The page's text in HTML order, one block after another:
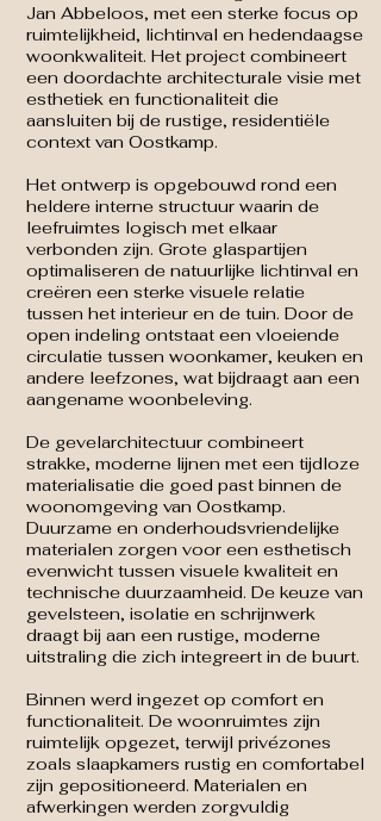
Jan Abbeloos, met een sterke focus op
ruimtelijkheid, lichtinval en hedendaagse
woonkwaliteit. Het project combineert
een doordachte architecturale visie met
esthetiek en functionaliteit die
aansluiten bij de rustige, residentiële
context van Oostkamp.
Het ontwerp is opgebouwd rond een
heldere interne structuur waarin de
leefruimtes logisch met elkaar
verbonden zijn. Grote glaspartijen
optimaliseren de natuurlijke lichtinval en
creëren een sterke visuele relatie
tussen het interieur en de tuin. Door de
open indeling ontstaat een vloeiende
circulatie tussen woonkamer, keuken en
andere leefzones, wat bijdraagt aan een
aangename woonbeleving.
De gevelarchitectuur combineert
strakke, moderne lijnen met een tijdloze
materialisatie die goed past binnen de
woonomgeving van Oostkamp.
Duurzame en onderhoudsvriendelijke
materialen zorgen voor een esthetisch
evenwicht tussen visuele kwaliteit en
technische duurzaamheid. De keuze van
gevelsteen, isolatie en schrijnwerk
draagt bij aan een rustige, moderne
uitstraling die zich integreert in de buurt.
Binnen werd ingezet op comfort en
functionaliteit. De woonruimtes zijn
ruimtelijk opgezet, terwijl privézones
zoals slaapkamers rustig en comfortabel
zijn gepositioneerd. Materialen en
afwerkingen werden zorgvuldig